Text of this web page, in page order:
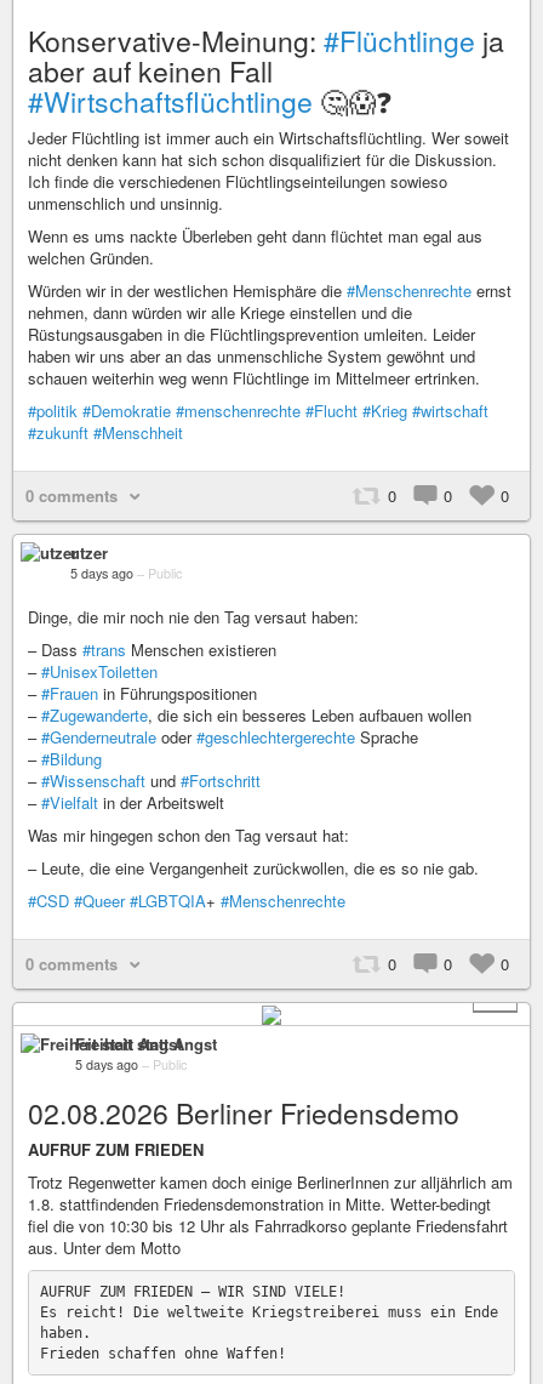
Konservative-Meinung: #Flüchtlinge ja
aber auf keinen Fall
#Wirtschaftsflüchtlinge 🤔😱❓
Jeder Flüchtling ist immer auch ein Wirtschaftsflüchtling. Wer soweit
nicht denken kann hat sich schon disqualifiziert für die Diskussion.
Ich finde die verschiedenen Flüchtlingseinteilungen sowieso
unmenschlich und unsinnig.
Wenn es ums nackte Überleben geht dann flüchtet man egal aus
welchen Gründen.
Würden wir in der westlichen Hemisphäre die #Menschenrechte ernst
nehmen, dann würden wir alle Kriege einstellen und die
Rüstungsausgaben in die Flüchtlingsprevention umleiten. Leider
haben wir uns aber an das unmenschliche System gewöhnt und
schauen weiterhin weg wenn Flüchtlinge im Mittelmeer ertrinken.
#politik #Demokratie #menschenrechte #Flucht #Krieg #wirtschaft
#zukunft #Menschheit
0 comments 0 0 0
utzer
5 days ago – Public
Dinge, die mir noch nie den Tag versaut haben:
– Dass #trans Menschen existieren
–#UnisexToiletten
–#Frauen in Führungspositionen
–#Zugewanderte, die sich ein besseres Leben aufbauen wollen
–#Genderneutrale oder#geschlechtergerechte Sprache
–#Bildung
–#Wissenschaft und #Fortschritt
–#Vielfalt in der Arbeitswelt
Was mir hingegen schon den Tag versaut hat:
– Leute, die eine Vergangenheit zurückwollen, die es so nie gab.
#CSD #Queer #LGBTQIA+ #Menschenrechte
0 comments 0 0
0
+ 1
Freiheit statt Angst
5 days ago – Public
02.08.2026 Berliner Friedensdemo
AUFRUF ZUM FRIEDEN
Trotz Regenwetter kamen doch einige BerlinerInnen zur alljährlich am
1.8. stattfindenden Friedensdemonstration in Mitte. Wetter-bedingt
fiel die von 10:30 bis 12 Uhr als Fahrradkorso geplante Friedensfahrt
aus. Unter dem Motto
AUFRUF ZUM FRIEDEN – WIR SIND VIELE!
Es reicht! Die weltweite Kriegstreiberei muss ein Ende
haben.